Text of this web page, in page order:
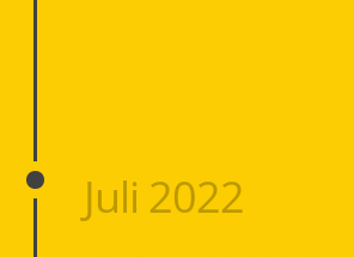
Juli 2022